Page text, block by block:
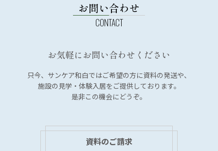
お問い合わせ
お気軽にお問い合わせください
只今、サンケア和白ではご希望の方に資料の発送や、
施設の見学・体験入居をご提供しております。
是非この機会にどうぞ。
資料のご請求